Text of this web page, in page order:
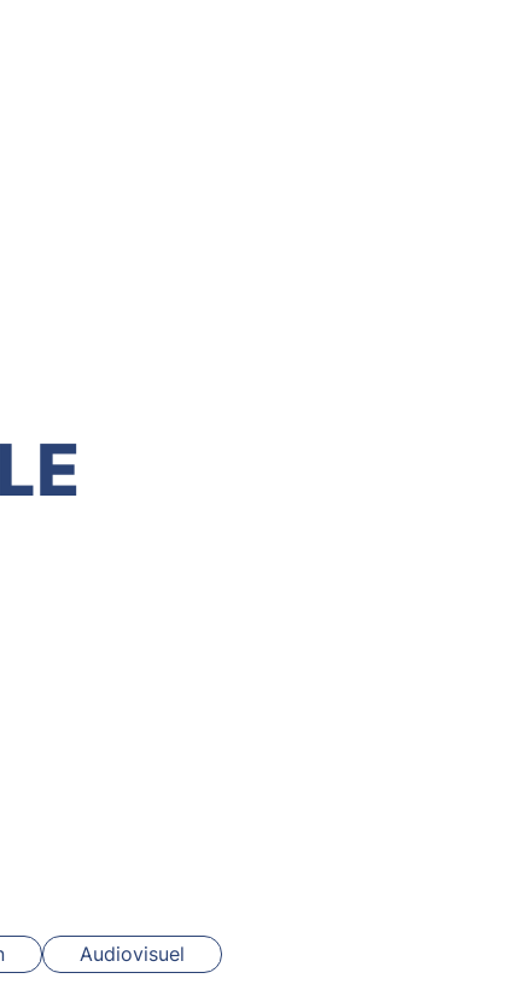
Audiovisuel